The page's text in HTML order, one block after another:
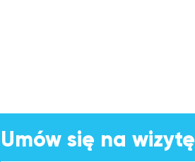
Umów się na wizytę